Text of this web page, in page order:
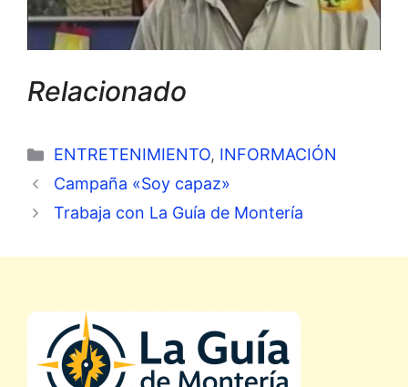
Relacionado
Categorías
ENTRETENIMIENTO, INFORMACIÓN
Campaña «Soy capaz»
Trabaja con La Guía de Montería